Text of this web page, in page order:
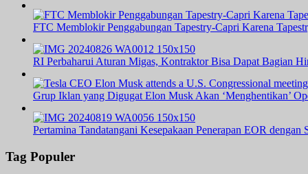
FTC Memblokir Penggabungan Tapestry-Capri Karena
RI Perbaharui Aturan Migas, Kontraktor Bisa Dapat Bagian
Grup Iklan yang Digugat Elon Musk Akan ‘Menghentikan’
Pertamina Tandatangani Kesepakaan Penerapan EOR
Tag Populer